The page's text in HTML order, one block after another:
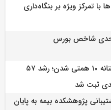
با تمرکز ویژه بر بنگاه‌داری
بیمه پارسیان در آستانه 10 همتی شدن؛ رشد ۵۷
ثبت شد
پژوهشكده بیمه به پایان